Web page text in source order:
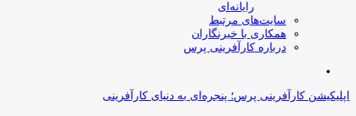
رایانه‌ای
سایت‌های مرتبط
همکاری با خبرنگاران
درباره کارآفرینی پرس
اپلیکیشن کارآفرینی پرس؛ پنجره‌ای به دنیای کارآفرینی